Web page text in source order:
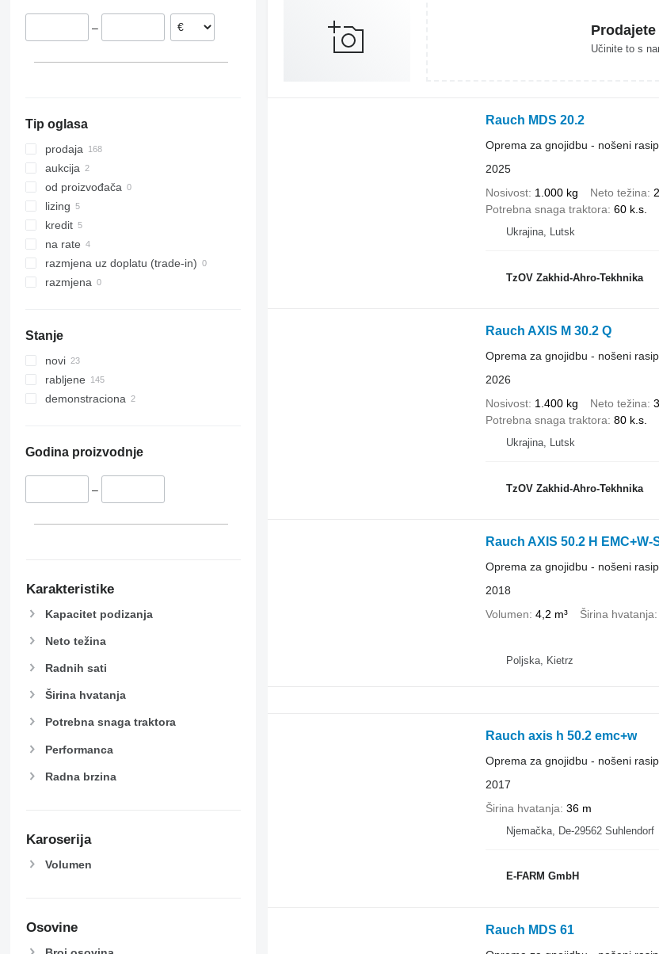
Nizozemska
Francuska
–
Tip oglasa
prodaja
aukcija
od proizvođača
lizing
kredit
na rate
razmjena uz doplatu (trade-in)
razmjena
Stanje
novi
rabljene
demonstraciona
Godina proizvodnje
–
Karakteristike
Kapacitet podizanja
Neto težina
Radnih sati
Širina hvatanja
Potrebna snaga traktora
Performanca
Radna brzina
Karoserija
Volumen
Osovine
Učinite to s
Rauch MDS 20.2
Oprema za gnojidbu - nošeni
2025
Nosivost 1.000 kg Neto težina
Potrebna snaga traktora 60 k.s.
Ukrajina, Lutsk
TzOV Zakhid-Ahro-Tekhnika
Rauch AXIS M 30.2 Q
Oprema za gnojidbu - nošeni
2026
Nosivost 1.400 kg Neto težina
Potrebna snaga traktora 80 k.s.
Ukrajina, Lutsk
TzOV Zakhid-Ahro-Tekhnika
Rauch AXIS 50.2 H EMC+W-
Oprema za gnojidbu - nošeni
2018
Volumen 4,2 m³ Širina hvatanja
Poljska, Kietrz
Rauch axis h 50.2 emc+w
Oprema za gnojidbu - nošeni
2017
Širina hvatanja 36 m
Njemačka, De-29562 Suhlendorf
E-FARM GmbH
Rauch MDS 61